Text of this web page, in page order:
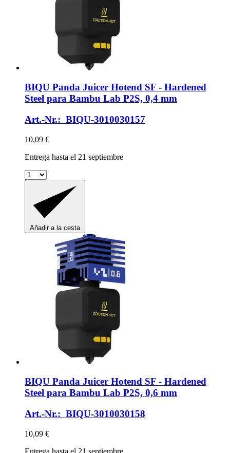
BIQU Panda Juicer Hotend SF -​ Hardened
Steel para Bambu Lab P2S, 0,4 mm
Art.-Nr.: BIQU-3010030157
10,09 €
Entrega hasta el 21 septiembre
Añadir a la cesta
BIQU Panda Juicer Hotend SF -​ Hardened
Steel para Bambu Lab P2S, 0,6 mm
Art.-Nr.: BIQU-3010030158
10,09 €
Entrega hasta el 21 septiembre